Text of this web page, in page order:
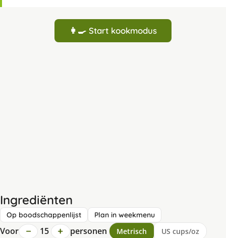
👩‍🍳 Start kookmodus
Ingrediënten
Op boodschappenlijst Plan in weekmenu
Voor − 15 + personen Metrisch US cups/oz